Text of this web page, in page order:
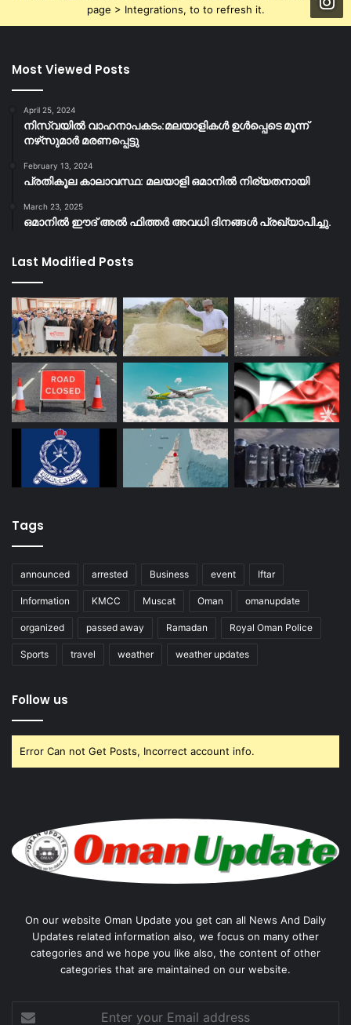
page > Integrations, to to refresh it.
Most Viewed Posts
April 25, 2024
നിസ്‌വയിൽ വാഹനാപകടം:മലയാളികള്‍ ഉള്‍പ്പെടെ മൂന്ന്
നഴ്‌സുമാര്‍ മരണപ്പെട്ടു
February 13, 2024
പ്രതികൂല കാലാവസ്ഥ: മലയാളി ഒമാനിൽ നിര്യതനായി
March 23, 2025
ഒമാനിൽ ഈദ് അൽ ഫിത്തർ അവധി ദിനങ്ങൾ പ്രഖ്യാപിച്ചു.
Last Modified Posts
Tags
announced arrested Business event Iftar
Information KMCC Muscat Oman omanupdate
organized passed away Ramadan Royal Oman Police
Sports travel weather weather updates
Follow us
Error Can not Get Posts, Incorrect account info.
On our website Oman Update you get can all News And Daily
Updates related information also, we focus on many other
categories and we hope you like also, the content of other
categories that are maintained on our website.